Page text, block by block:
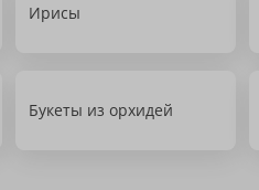
Ирисы
Букеты из орхидей